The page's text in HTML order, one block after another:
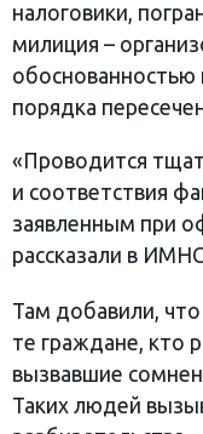
налоговики,
милиция –
обоснованностью
порядка
«Проводится
и соответствия
заявленным при
рассказали в
Там добавили,
те граждане, кто
вызвавшие
Таких людей